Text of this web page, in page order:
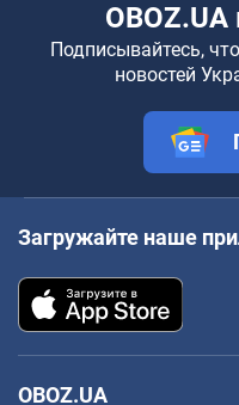
Подписывайтесь,
новостей
Загружайте наше
OBOZ.UA